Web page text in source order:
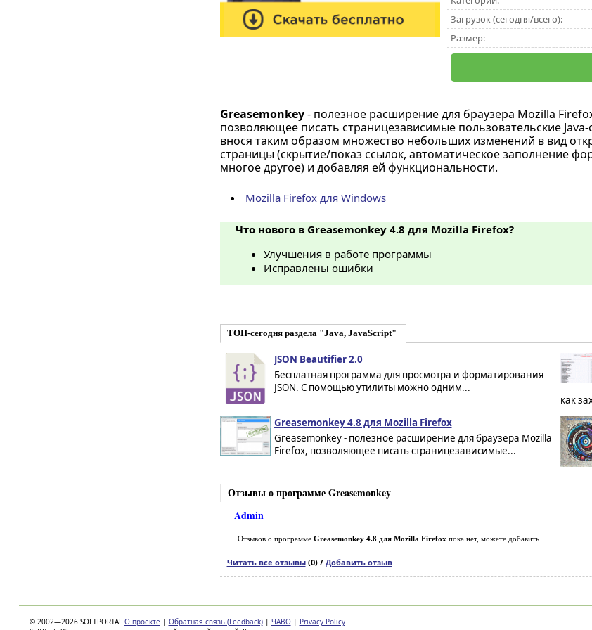
Загрузок (сегодня/всего):
Размер:
Greasemonkey- полезное расширение для браузера Mozilla
позволяющее писать страницезависимые пользовательские Java-
внося таким образом множество небольших изменений в вид
страницы (скрытие/показ ссылок, автоматическое заполнение
многое другое) и добавляя ей функциональности.
Mozilla Firefox для Windows
Что нового в Greasemonkey 4.8 для Mozilla Firefox?
Улучшения в работе программы
Исправлены ошибки
ТОП-сегодня раздела "Java, JavaScript"
JSON Beautifier 2.0
Бесплатная программа для просмотра и форматирования
JSON. С помощью утилиты можно одним...
как
Greasemonkey 4.8 для Mozilla Firefox
Greasemonkey - полезное расширение для браузера Mozilla
Firefox, позволяющее писать страницезависимые...
Отзывы о программе Greasemonkey
Admin
Отзывов о программе Greasemonkey 4.8 для Mozilla Firefox пока нет, можете добавить...
Читать все отзывы(0) / Добавить отзыв
© 2002—2026 SOFTPORTAL О проекте | Обратная связь (Feedback) | ЧАВО | Privacy Policy